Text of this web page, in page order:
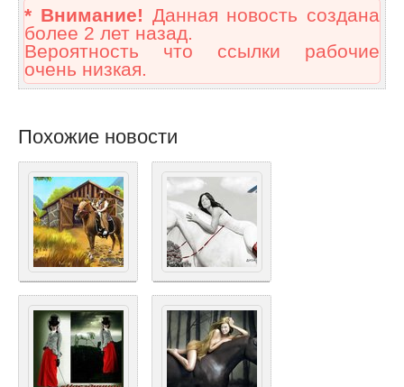
* Внимание! Данная новость создана
более 2 лет назад.
Вероятность что ссылки рабочие
очень низкая.
Похожие новости